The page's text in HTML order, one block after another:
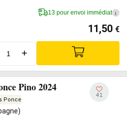
13 pour envoi immédiat i
11,50 €
+
Pino 2024
Ponce
41